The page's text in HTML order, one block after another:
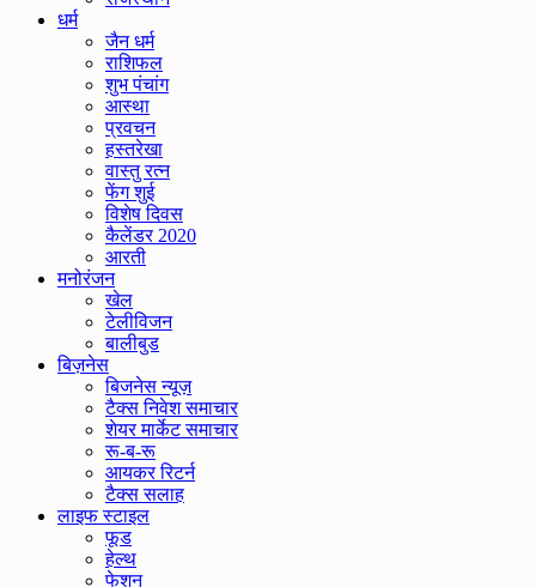
धर्म
जैन धर्म
राशिफल
शुभ पंचांग
आस्था
प्रवचन
हस्तरेखा
वास्तु रत्न
फेंग शुई
विशेष दिवस
कैलेंडर 2020
आरती
मनोरंजन
खेल
टेलीविजन
बालीबुड
बिज़नेस
बिजनेस न्यूज़
टैक्स निवेश समाचार
शेयर मार्केट समाचार
रू-ब-रू
आयकर रिटर्न
टैक्स सलाह
लाइफ स्टाइल
फूड
हेल्थ
फेशन